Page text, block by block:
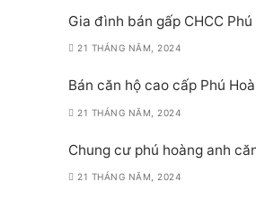
Gia đình bán gấp CHCC
21 THÁNG NĂM, 2024
Bán căn hộ cao cấp Phú
21 THÁNG NĂM, 2024
Chung cư phú hoàng anh
21 THÁNG NĂM, 2024